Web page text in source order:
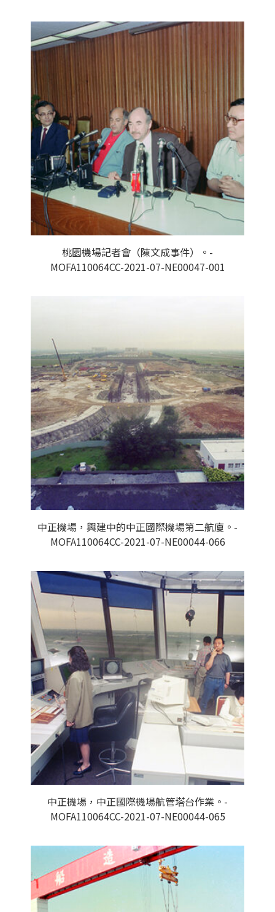
桃園機場記者會（陳文成事件）。-
MOFA110064CC-2021-07-NE00047-001
中正機場，興建中的中正國際機場第二航廈。-
MOFA110064CC-2021-07-NE00044-066
中正機場，中正國際機場航管塔台作業。-
MOFA110064CC-2021-07-NE00044-065